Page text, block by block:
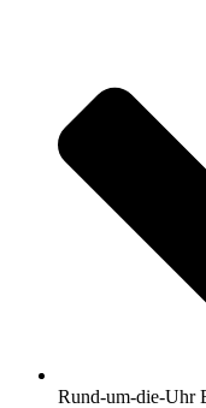
Rund-um-die-Uhr